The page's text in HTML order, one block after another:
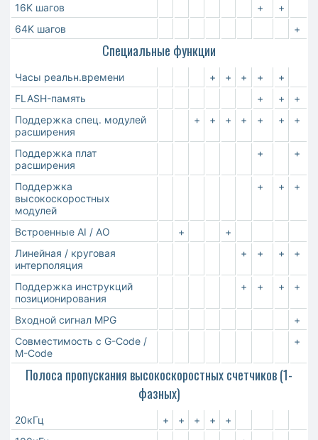
16K шагов
+
+
64K шагов
+
Специальные функции
Часы реальн.времени + + + +
+
FLASH-память
+ +
+
Поддержка спец. модулей
расширения
+ + + + + + +
Поддержка плат
расширения
+ +
Поддержка
высокоскоростных
модулей
+ + +
Встроенные AI / AO +
+
Линейная / круговая
интерполяция
+ + + +
Поддержка инструкций
позиционирования
+ + + +
Входной сигнал MPG
+
Совместимость с G-Code /
M-Code
+
Полоса пропускания высокоскоростных счетчиков (1-
фазных)
20кГц + + + +
+